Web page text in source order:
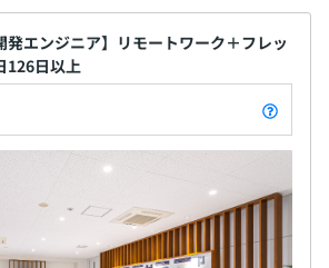
発エンジニア】リモートワーク＋フレッ
126日以上